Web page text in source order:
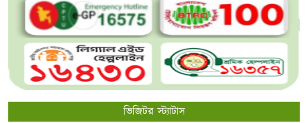
ভিজিটর স্ট্যাটাস